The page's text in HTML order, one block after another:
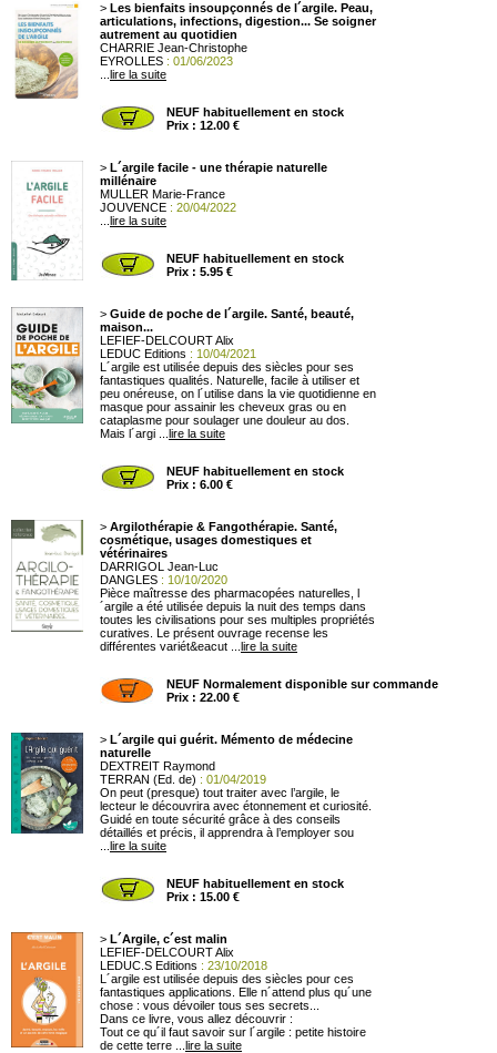
> Les bienfaits insoupçonnés de l´argile. Peau,
articulations, infections, digestion... Se soigner
autrement au quotidien
CHARRIE Jean-Christophe
EYROLLES : 01/06/2023
lire la suite
NEUF habituellement en stock
Prix : 12.00 €
> L´argile facile - une thérapie naturelle
millénaire
MULLER Marie-France
JOUVENCE : 20/04/2022
lire la suite
NEUF habituellement en stock
Prix : 5.95 €
> Guide de poche de l´argile. Santé, beauté,
maison...
LEFIEF-DELCOURT Alix
LEDUC Editions : 10/04/2021
L´argile est utilisée depuis des siècles pour ses
fantastiques qualités. Naturelle, facile à utiliser et
peu onéreuse, on l´utilise dans la vie quotidienne en
masque pour assainir les cheveux gras ou en
cataplasme pour soulager une douleur au dos.
Mais l´argi ... lire la suite
NEUF habituellement en stock
Prix : 6.00 €
> Argilothérapie & Fangothérapie. Santé,
cosmétique, usages domestiques et
vétérinaires
DARRIGOL Jean-Luc
DANGLES : 10/10/2020
Pièce maîtresse des pharmacopées naturelles, l
´argile a été utilisée depuis la nuit des temps dans
toutes les civilisations pour ses multiples propriétés
curatives. Le présent ouvrage recense les
différentes variét&eacut ... lire la suite
NEUF Normalement disponible sur commande
Prix : 22.00 €
> L´argile qui guérit. Mémento de médecine
naturelle
DEXTREIT Raymond
TERRAN (Ed. de) : 01/04/2019
On peut (presque) tout traiter avec l’argile, le
lecteur le découvrira avec étonnement et curiosité.
Guidé en toute sécurité grâce à des conseils
détaillés et précis, il apprendra à l’employer sou
lire la suite
NEUF habituellement en stock
Prix : 15.00 €
> L´Argile, c´est malin
LEFIEF-DELCOURT Alix
LEDUC.S Editions : 23/10/2018
L´argile est utilisée depuis des siècles pour ces
fantastiques applications. Elle n´attend plus qu´une
chose : vous dévoiler tous ses secrets...
Dans ce livre, vous allez découvrir :
Tout ce qu´il faut savoir sur l´argile : petite histoire
de cette terre ... lire la suite